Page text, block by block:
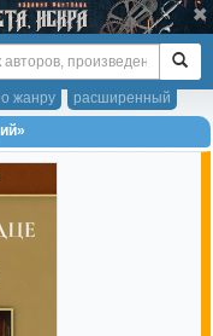
расширенный
жанру